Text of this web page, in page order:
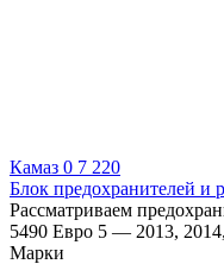
Камаз 0 7 220
Блок предохранителей и
Рассматриваем
5490 Евро 5 — 2013,
Марки